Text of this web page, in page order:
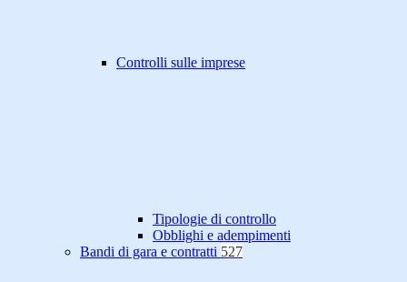
Controlli sulle imprese
Tipologie di controllo
Obblighi e adempimenti
Bandi di gara e contratti 527